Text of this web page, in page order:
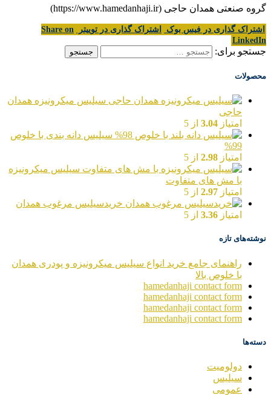
گروه صنعتی همدان حاجی (https://www.hamedanhaji.ir)
اشتراک گذاری در فیس بوک اشتراک گذاری در توییتر
Share on
LinkedIn
جستجو برای:
محصولات
سیلیس میکرونیزه همدان
حاجی
امتیاز 3.04 از 5
سیلیس دانه بندی با خلوص
99%
امتیاز 2.98 از 5
سیلیس میکرونیزه
با مش های متفاوت
امتیاز 2.97 از 5
خریدسیلیس مرغوب همدان
امتیاز 3.36 از 5
نوشته‌های تازه
راهنمای جامع خرید انواع سیلیس میکرونیزه و پودری همدان
با خلوص بالا
hamedanhaji contact form
hamedanhaji contact form
hamedanhaji contact form
hamedanhaji contact form
دسته‌ها
دولومیت
سیلیس
عمومی